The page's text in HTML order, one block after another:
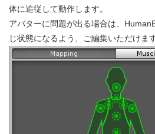
体に追従して動作します。
アバターに問題が出る場合は、
じ状態になるよう、ご編集いただけま